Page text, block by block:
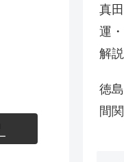
真
運
解説
徳
間